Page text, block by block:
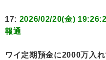
17: 2026/02/20(金)
報通
ワイ定期預金に2000万入